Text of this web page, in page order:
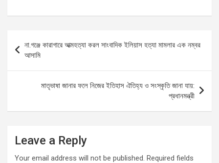
ce
o
o
ail at
A
p
p
se
g
er
ar
e
navigation
না.গঞ্জে কারাগারে আত্মহত্যা করল সাংবাদিক ইলিয়াস হত্যা মামলার এক নম্বর
আসামি
মাতৃভাষা জানার ফলে নিজের ইতিহাস ঐতিহ্য ও সংস্কৃতি জানা যায়:
প্রধানমন্ত্রী
Leave a Reply
Your email address will not be published. Required fields